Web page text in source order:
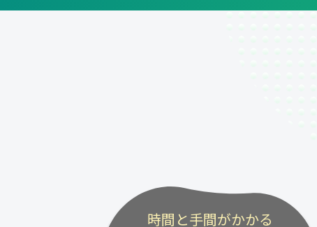
時間と手間がかかる